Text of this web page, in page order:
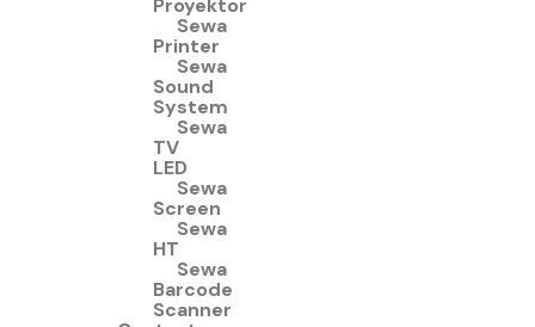
Proyektor
Sewa
Printer
Sewa
Sound
System
Sewa
TV
LED
Sewa
Screen
Sewa
HT
Sewa
Barcode
Scanner